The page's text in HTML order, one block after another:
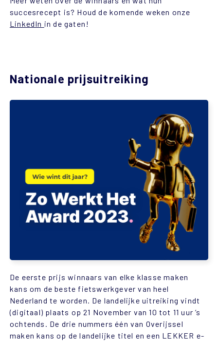
succesrecept is? Houd de komende weken onze
LinkedIn in de gaten!
Nationale prijsuitreiking
De eerste prijs winnaars van elke klasse maken
kans om de beste fietswerkgever van heel
Nederland te worden. De landelijke uitreiking vindt
(digitaal) plaats op 21 November van 10 tot 11 uur ’s
ochtends. De drie nummers één van Overijssel
maken kans op de landelijke titel en een LEKKER e-